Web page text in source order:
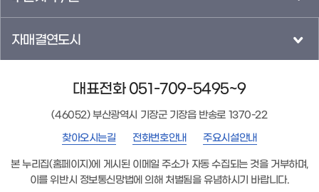
자매결연도시
대표전화 051-709-5495~9
(46052) 부산광역시 기장군 기장읍 반송로 1370-22
찾아오시는길
전화번호안내 주요시설안내
본 누리집(홈페이지)에 게시된 이메일 주소가 자동 수집되는 것을 거부하며,
이를 위반시 정보통신망법에 의해 처벌됨을 유념하시기 바랍니다.